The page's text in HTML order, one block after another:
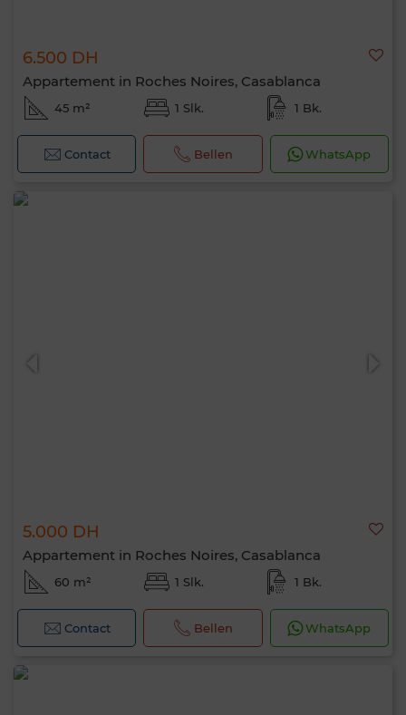
6.500 DH
Appartement in Roches Noires, Casablanca
45 m² 1 Slk. 1 Bk.
Contact Bellen WhatsApp
5.000 DH
Appartement in Roches Noires, Casablanca
60 m² 1 Slk. 1 Bk.
Contact Bellen WhatsApp